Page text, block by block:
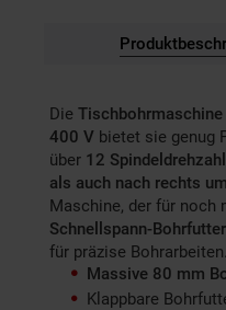
Die
400 V bietet sie genug
über 12
als auch nach rechts
Maschine, der für
Schnellspann-
für präzise Bohrarbeiten.
Massive 80 mm
Klappbare